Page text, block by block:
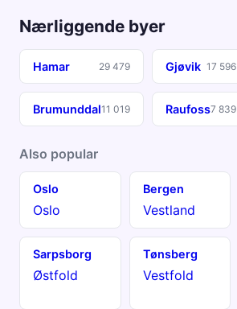
Nærliggende byer
Hamar 29 479 Gjøvik 17 596
Brumunddal11 019 Raufoss7 839
Also popular
Oslo
Oslo
Bergen
Vestland
Sarpsborg
Østfold
Tønsberg
Vestfold